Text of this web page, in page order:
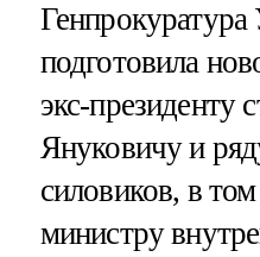
подготовила
экс-президенту
Януковичу и
силовиков, в
министру